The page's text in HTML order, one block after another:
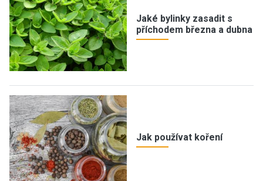
Jaké bylinky zasadit s
příchodem března a dubna
Jak používat koření